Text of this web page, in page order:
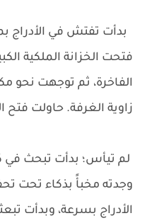
بدأت تفتش في الأدراج
فتحت الخزانة الملكية
الفاخرة، ثم توجهت نحو
زاوية الغرفة. حاولت فتح
لم تيأس؛ بدأت تبحث في
وجدته مخبأً بذكاء تحت
الأدراج بسرعة، وبدأت